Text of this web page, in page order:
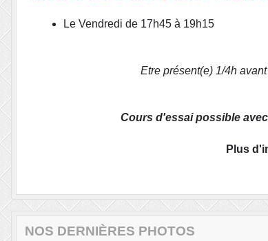
Le Vendredi de 17h45 à 19h15
Etre présent(e) 1/4h
Cours d'essai possible
Plus
NOS DERNIÈRES PHOTOS